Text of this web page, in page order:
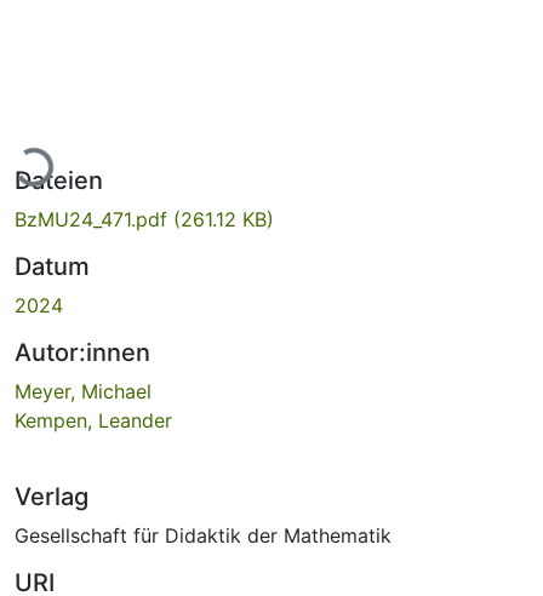
Dateien
BzMU24_471.pdf (261.12 KB)
Datum
2024
Autor:innen
Meyer, Michael
Kempen, Leander
Verlag
Gesellschaft für Didaktik der Mathematik
URI